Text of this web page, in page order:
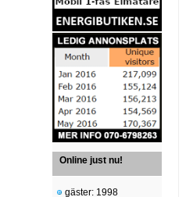
Online just nu!
gäster: 1998